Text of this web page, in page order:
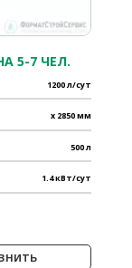
5-7 ЧЕЛ.
1200 л/сут
x 2850 мм
500 л
1.4 кВт/сут